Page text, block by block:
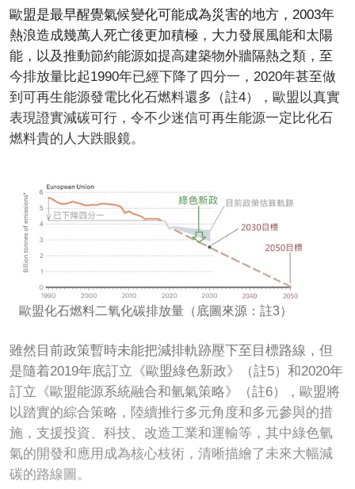
歐盟是最早醒覺氣候變化可能成為災害的地方，2003年
熱浪造成幾萬人死亡後更加積極，大力發展風能和太陽
能，以及推動節約能源如提高建築物外牆隔熱之類，至
今排放量比起1990年已經下降了四分一，2020年甚至做
到可再生能源發電比化石燃料還多（註4），歐盟以真實
表現證實減碳可行，令不少迷信可再生能源一定比化石
燃料貴的人大跌眼鏡。
歐盟化石燃料二氧化碳排放量（底圖來源：註3）
雖然目前政策暫時未能把減排軌跡壓下至目標路線，但
是隨着2019年底訂立《歐盟綠色新政》（註5）和2020年
訂立《歐盟能源系統融合和氫氣策略》（註6），歐盟將
以踏實的綜合策略，陸續推行多元角度和多元參與的措
施，支援投資、科技、改造工業和運輸等，其中綠色氫
氣的開發和應用成為核心枝術，清晰描繪了未來大幅減
碳的路線圖。